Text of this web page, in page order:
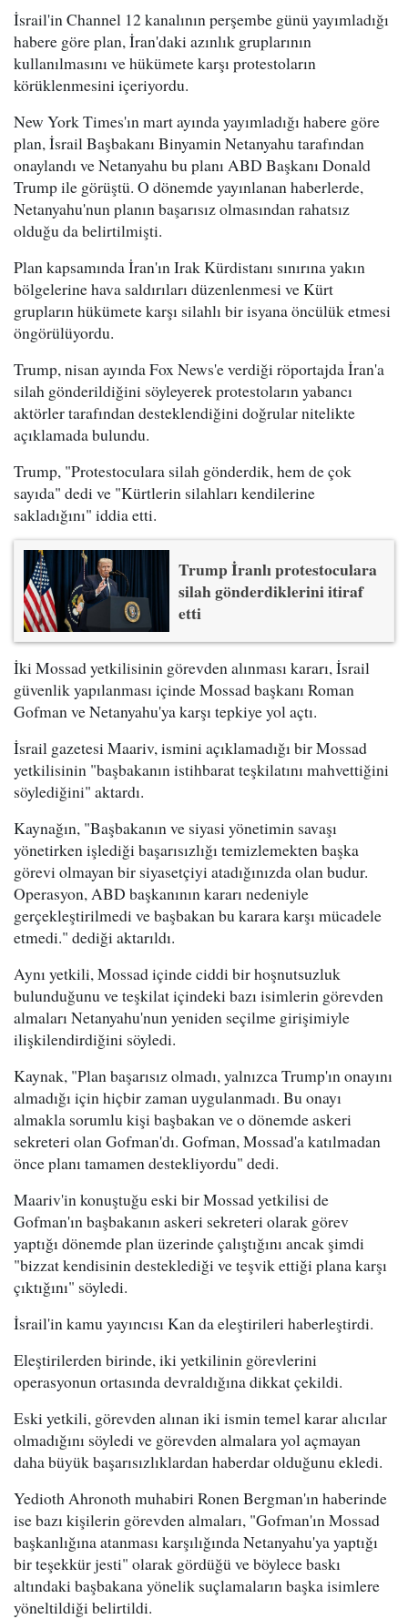
İsrail'in Channel 12 kanalının perşembe günü yayımladığı
habere göre plan, İran'daki azınlık gruplarının
kullanılmasını ve hükümete karşı protestoların
körüklenmesini içeriyordu.
New York Times'ın mart ayında yayımladığı habere göre
plan, İsrail Başbakanı Binyamin Netanyahu tarafından
onaylandı ve Netanyahu bu planı ABD Başkanı Donald
Trump ile görüştü. O dönemde yayınlanan haberlerde,
Netanyahu'nun planın başarısız olmasından rahatsız
olduğu da belirtilmişti.
Plan kapsamında İran'ın Irak Kürdistanı sınırına yakın
bölgelerine hava saldırıları düzenlenmesi ve Kürt
grupların hükümete karşı silahlı bir isyana öncülük etmesi
öngörülüyordu.
Trump, nisan ayında Fox News'e verdiği röportajda İran'a
silah gönderildiğini söyleyerek protestoların yabancı
aktörler tarafından desteklendiğini doğrular nitelikte
açıklamada bulundu.
Trump, "Protestoculara silah gönderdik, hem de çok
sayıda" dedi ve "Kürtlerin silahları kendilerine
sakladığını" iddia etti.
Trump İranlı protestoculara
silah gönderdiklerini itiraf
etti
İki Mossad yetkilisinin görevden alınması kararı, İsrail
güvenlik yapılanması içinde Mossad başkanı Roman
Gofman ve Netanyahu'ya karşı tepkiye yol açtı.
İsrail gazetesi Maariv, ismini açıklamadığı bir Mossad
yetkilisinin "başbakanın istihbarat teşkilatını mahvettiğini
söylediğini" aktardı.
Kaynağın, "Başbakanın ve siyasi yönetimin savaşı
yönetirken işlediği başarısızlığı temizlemekten başka
görevi olmayan bir siyasetçiyi atadığınızda olan budur.
Operasyon, ABD başkanının kararı nedeniyle
gerçekleştirilmedi ve başbakan bu karara karşı mücadele
etmedi." dediği aktarıldı.
Aynı yetkili, Mossad içinde ciddi bir hoşnutsuzluk
bulunduğunu ve teşkilat içindeki bazı isimlerin görevden
almaları Netanyahu'nun yeniden seçilme girişimiyle
ilişkilendirdiğini söyledi.
Kaynak, "Plan başarısız olmadı, yalnızca Trump'ın onayını
almadığı için hiçbir zaman uygulanmadı. Bu onayı
almakla sorumlu kişi başbakan ve o dönemde askeri
sekreteri olan Gofman'dı. Gofman, Mossad'a katılmadan
önce planı tamamen destekliyordu" dedi.
Maariv'in konuştuğu eski bir Mossad yetkilisi de
Gofman'ın başbakanın askeri sekreteri olarak görev
yaptığı dönemde plan üzerinde çalıştığını ancak şimdi
"bizzat kendisinin desteklediği ve teşvik ettiği plana karşı
çıktığını" söyledi.
İsrail'in kamu yayıncısı Kan da eleştirileri haberleştirdi.
Eleştirilerden birinde, iki yetkilinin görevlerini
operasyonun ortasında devraldığına dikkat çekildi.
Eski yetkili, görevden alınan iki ismin temel karar alıcılar
olmadığını söyledi ve görevden almalara yol açmayan
daha büyük başarısızlıklardan haberdar olduğunu ekledi.
Yedioth Ahronoth muhabiri Ronen Bergman'ın haberinde
ise bazı kişilerin görevden almaları, "Gofman'ın Mossad
başkanlığına atanması karşılığında Netanyahu'ya yaptığı
bir teşekkür jesti" olarak gördüğü ve böylece baskı
altındaki başbakana yönelik suçlamaların başka isimlere
yöneltildiği belirtildi.